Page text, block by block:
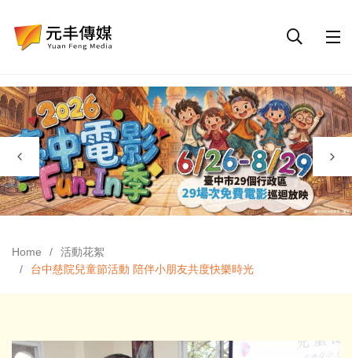
Home
活動花絮
台中慈院兒童節活動 陪伴小朋友共度快樂時光